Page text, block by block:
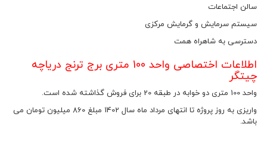
سالن اجتماعات
سیستم سرمایش و گرمایش مرکزی
دسترسی به شاهراه همت
اطلاعات اختصاصی واحد 100 متری برج ترنج دریاچه
چیتگر
واحد 100 متری دو خوابه در طبقه 20 برای فروش گذاشته شده است.
واریزی به روز پروژه تا انتهای مرداد ماه سال 1402 مبلغ 860 میلیون تومان می
باشد.